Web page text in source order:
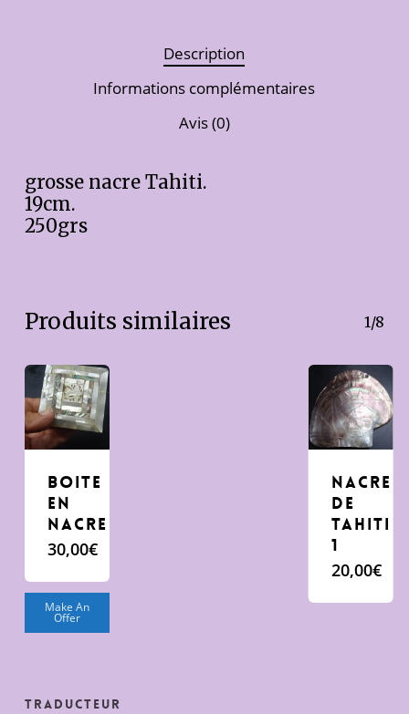
Description
Informations complémentaires
Avis (0)
grosse nacre Tahiti.
19cm.
250grs
Produits similaires 1/8
Boite
en
nacre
30,00€
Make An
Offer
Nacre
de
tahiti
1
20,00€
Traducteur